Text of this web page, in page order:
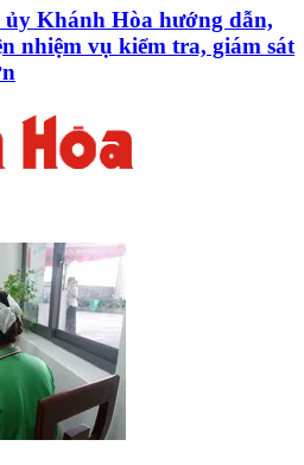
Khánh Hòa hướng dẫn,
nhiệm vụ kiểm tra, giám sát